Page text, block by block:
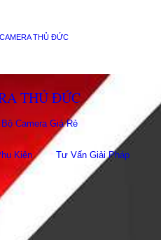
THỦ ĐỨC
THỦ ĐỨC
Camera Giá Rẻ
Kiên Tư Vấn Giải Pháp